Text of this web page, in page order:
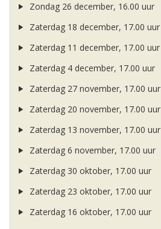
Zondag 26 december, 16.00 uur
Zaterdag 18 december, 17.00 uur
Zaterdag 11 december, 17.00 uur
Zaterdag 4 december, 17.00 uur
Zaterdag 27 november, 17.00 uur
Zaterdag 20 november, 17.00 uur
Zaterdag 13 november, 17.00 uur
Zaterdag 6 november, 17.00 uur
Zaterdag 30 oktober, 17.00 uur
Zaterdag 23 oktober, 17.00 uur
Zaterdag 16 oktober, 17.00 uur